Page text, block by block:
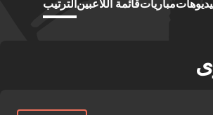
مبارياتقائمة اللاعبين الترتيب